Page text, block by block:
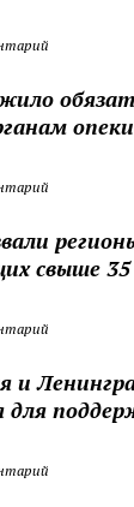
опеки
свыше 35
и
для